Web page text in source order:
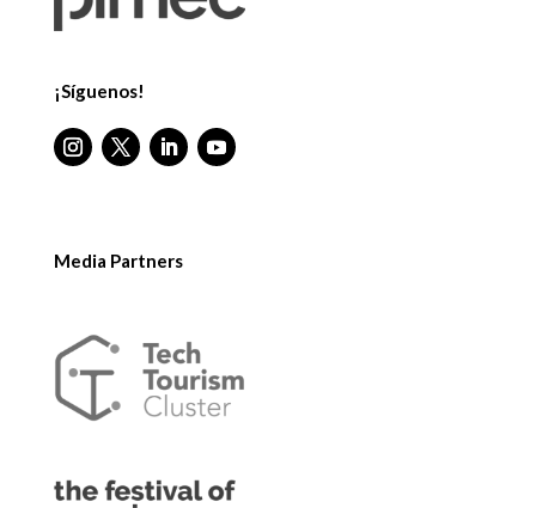
¡Síguenos!
Media Partners